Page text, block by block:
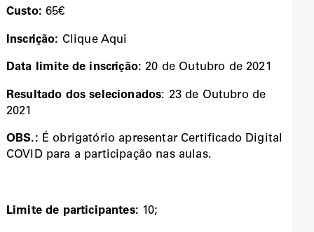
Custo:65€
Inscrição: Clique Aqui
Data limite de inscrição:20 de Outubro de 2021
Resultado dos selecionados: 23 de Outubro de
2021
OBS.: É obrigatório apresentar Certificado Digital
COVID para a participação nas aulas.
Limite de participantes: 10;